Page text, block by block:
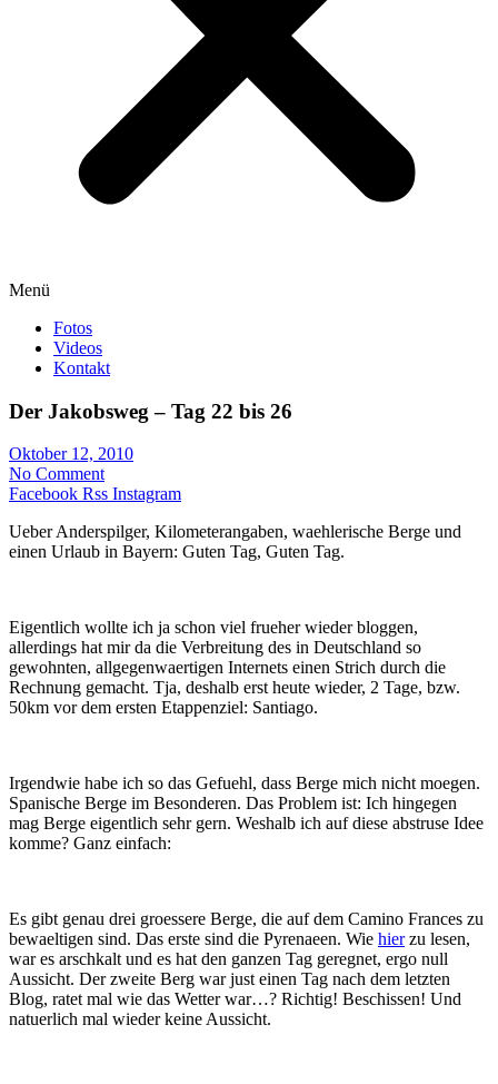
Menü
Fotos
Videos
Kontakt
Der Jakobsweg – Tag 22 bis 26
Oktober 12, 2010
No Comment
Facebook Rss Instagram
Ueber Anderspilger, Kilometerangaben, waehlerische Berge und
einen Urlaub in Bayern: Guten Tag, Guten Tag.
Eigentlich wollte ich ja schon viel frueher wieder bloggen,
allerdings hat mir da die Verbreitung des in Deutschland so
gewohnten, allgegenwaertigen Internets einen Strich durch die
Rechnung gemacht. Tja, deshalb erst heute wieder, 2 Tage, bzw.
50km vor dem ersten Etappenziel: Santiago.
Irgendwie habe ich so das Gefuehl, dass Berge mich nicht moegen.
Spanische Berge im Besonderen. Das Problem ist: Ich hingegen
mag Berge eigentlich sehr gern. Weshalb ich auf diese abstruse Idee
komme? Ganz einfach:
Es gibt genau drei groessere Berge, die auf dem Camino Frances zu
bewaeltigen sind. Das erste sind die Pyrenaeen. Wie hierzu lesen,
war es arschkalt und es hat den ganzen Tag geregnet, ergo null
Aussicht. Der zweite Berg war just einen Tag nach dem letzten
Blog, ratet mal wie das Wetter war…? Richtig! Beschissen! Und
natuerlich mal wieder keine Aussicht.